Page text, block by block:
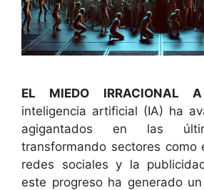
EL MIEDO
inteligencia artificial (IA) ha
agigantados en las
transformando sectores como
redes sociales y la
este progreso ha generado